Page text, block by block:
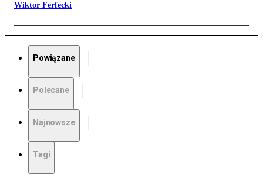
Wiktor Ferfecki
Powiązane
Polecane
Najnowsze
Tagi